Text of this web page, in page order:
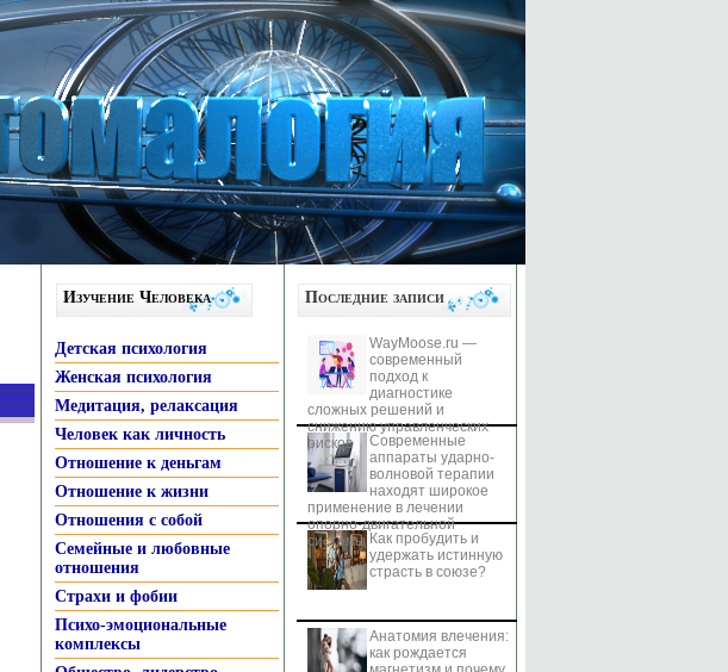
Изучение Человека
Детская психология
Женская психология
Медитация, релаксация
Человек как личность
Отношение к деньгам
Отношение к жизни
Отношения с собой
Семейные и любовные
отношения
Страхи и фобии
Психо-эмоциональные
комплексы
Последние записи
WayMoose.ru —
современный
подход к
диагностике
сложных решений и
снижению управленческих
рисков
Современные
аппараты ударно-
волновой терапии
находят широкое
применение в лечении
опорно-двигательной
системы Как пробудить и
удержать истинную
страсть в союзе?
Анатомия влечения:
как рождается